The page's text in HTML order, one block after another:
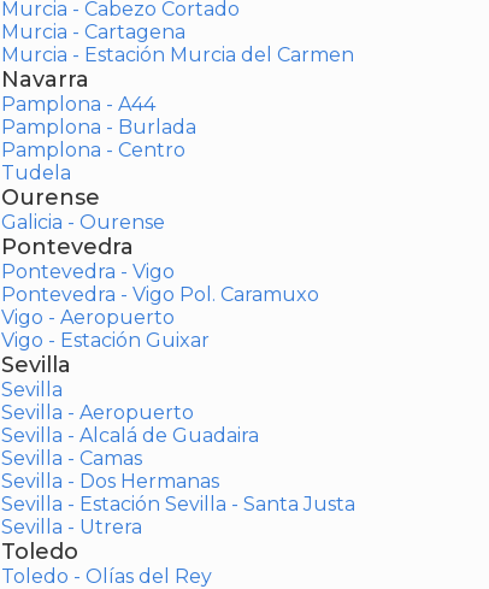
Murcia - Cabezo Cortado
Murcia - Cartagena
Murcia - Estación Murcia del Carmen
Navarra
Pamplona - A44
Pamplona - Burlada
Pamplona - Centro
Tudela
Ourense
Galicia - Ourense
Pontevedra
Pontevedra - Vigo
Pontevedra - Vigo Pol. Caramuxo
Vigo - Aeropuerto
Vigo - Estación Guixar
Sevilla
Sevilla
Sevilla - Aeropuerto
Sevilla - Alcalá de Guadaira
Sevilla - Camas
Sevilla - Dos Hermanas
Sevilla - Estación Sevilla - Santa Justa
Sevilla - Utrera
Toledo
Toledo - Olías del Rey